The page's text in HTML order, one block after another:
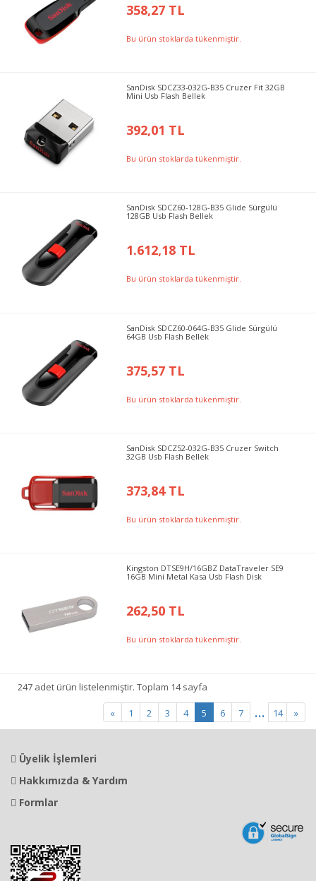
358,27 TL
Bu ürün stoklarda tükenmiştir.
SanDisk SDCZ33-032G-B35 Cruzer Fit 32GB
Mini Usb Flash Bellek
392,01 TL
Bu ürün stoklarda tükenmiştir.
SanDisk SDCZ60-128G-B35 Glide Sürgülü
128GB Usb Flash Bellek
1.612,18 TL
Bu ürün stoklarda tükenmiştir.
SanDisk SDCZ60-064G-B35 Glide Sürgülü
64GB Usb Flash Bellek
375,57 TL
Bu ürün stoklarda tükenmiştir.
SanDisk SDCZ52-032G-B35 Cruzer Switch
32GB Usb Flash Bellek
373,84 TL
Bu ürün stoklarda tükenmiştir.
Kingston DTSE9H/16GBZ DataTraveler SE9
16GB Mini Metal Kasa Usb Flash Disk
262,50 TL
Bu ürün stoklarda tükenmiştir.
247 adet ürün listelenmiştir. Toplam 14 sayfa
« 1 2 3 4 5 6 7 ... 14 »
Üyelik İşlemleri
Hakkımızda & Yardım
Formlar